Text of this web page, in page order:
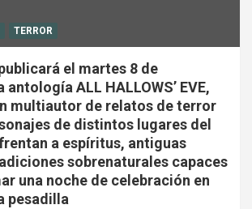
TERROR
el martes 8 de
ALL HALLOWS’ EVE,
multiautor de relatos de terror
de distintos lugares del
a espíritus, antiguas
sobrenaturales capaces
una noche de celebración en
pesadilla